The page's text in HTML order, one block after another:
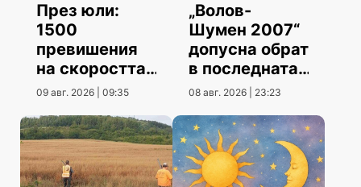
През юли:
1500
превишения
на скоростта
повече от юни
09 авг. 2026 | 09:35
„Волов-
Шумен 2007“
допусна обрат
в последната
контрола
08 авг. 2026 | 23:23